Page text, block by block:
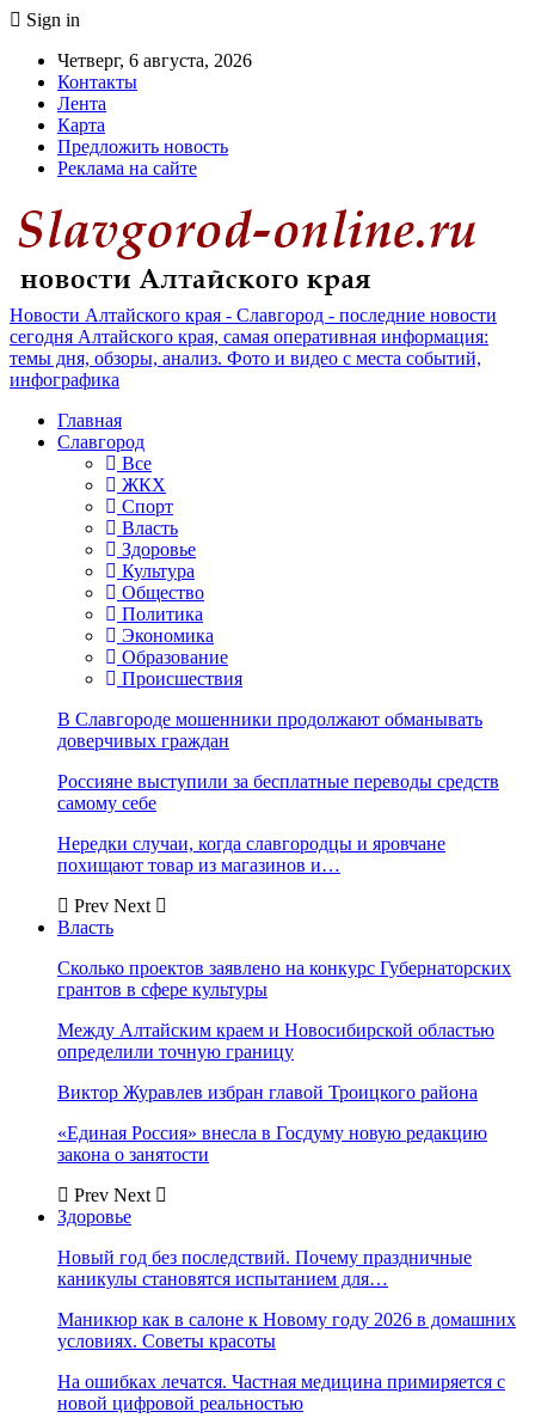
Sign in
Четверг, 6 августа, 2026
Контакты
Лента
Карта
Предложить новость
Реклама на сайте
Новости Алтайского края - Славгород - последние новости
сегодня Алтайского края, самая оперативная информация:
темы дня, обзоры, анализ. Фото и видео с места событий,
инфографика
Главная
Славгород
Все
ЖКХ
Спорт
Власть
Здоровье
Культура
Общество
Политика
Экономика
Образование
Происшествия
В Славгороде мошенники продолжают обманывать
доверчивых граждан
Россияне выступили за бесплатные переводы средств
самому себе
Нередки случаи, когда славгородцы и яровчане
похищают товар из магазинов и…
Prev Next
Власть
Сколько проектов заявлено на конкурс Губернаторских
грантов в сфере культуры
Между Алтайским краем и Новосибирской областью
определили точную границу
Виктор Журавлев избран главой Троицкого района
«Единая Россия» внесла в Госдуму новую редакцию
закона о занятости
Prev Next
Здоровье
Новый год без последствий. Почему праздничные
каникулы становятся испытанием для…
Маникюр как в салоне к Новому году 2026 в домашних
условиях. Советы красоты
На ошибках лечатся. Частная медицина примиряется с
новой цифровой реальностью